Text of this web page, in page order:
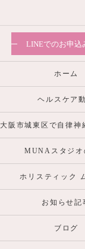
LINEでのお申込
ホーム
ヘルスケア
MUNAスタジオ
ホリスティック
お知らせ記
ブログ